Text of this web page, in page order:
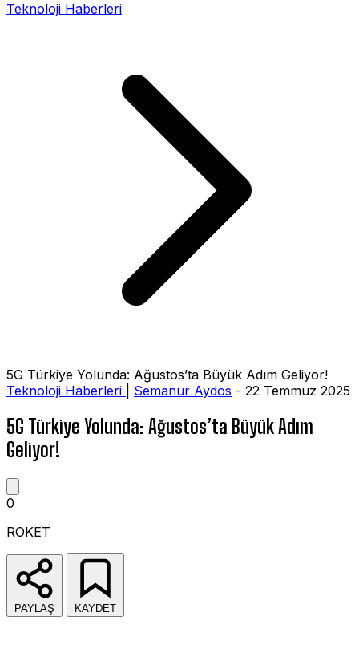
Teknoloji Haberleri
5G Türkiye Yolunda: Ağustos’ta Büyük Adım Geliyor!
Teknoloji Haberleri
Semanur Aydos - 22 Temmuz 2025
5G Türkiye Yolunda: Ağustos’ta Büyük Adım
Geliyor!
0
ROKET
PAYLAŞ KAYDET